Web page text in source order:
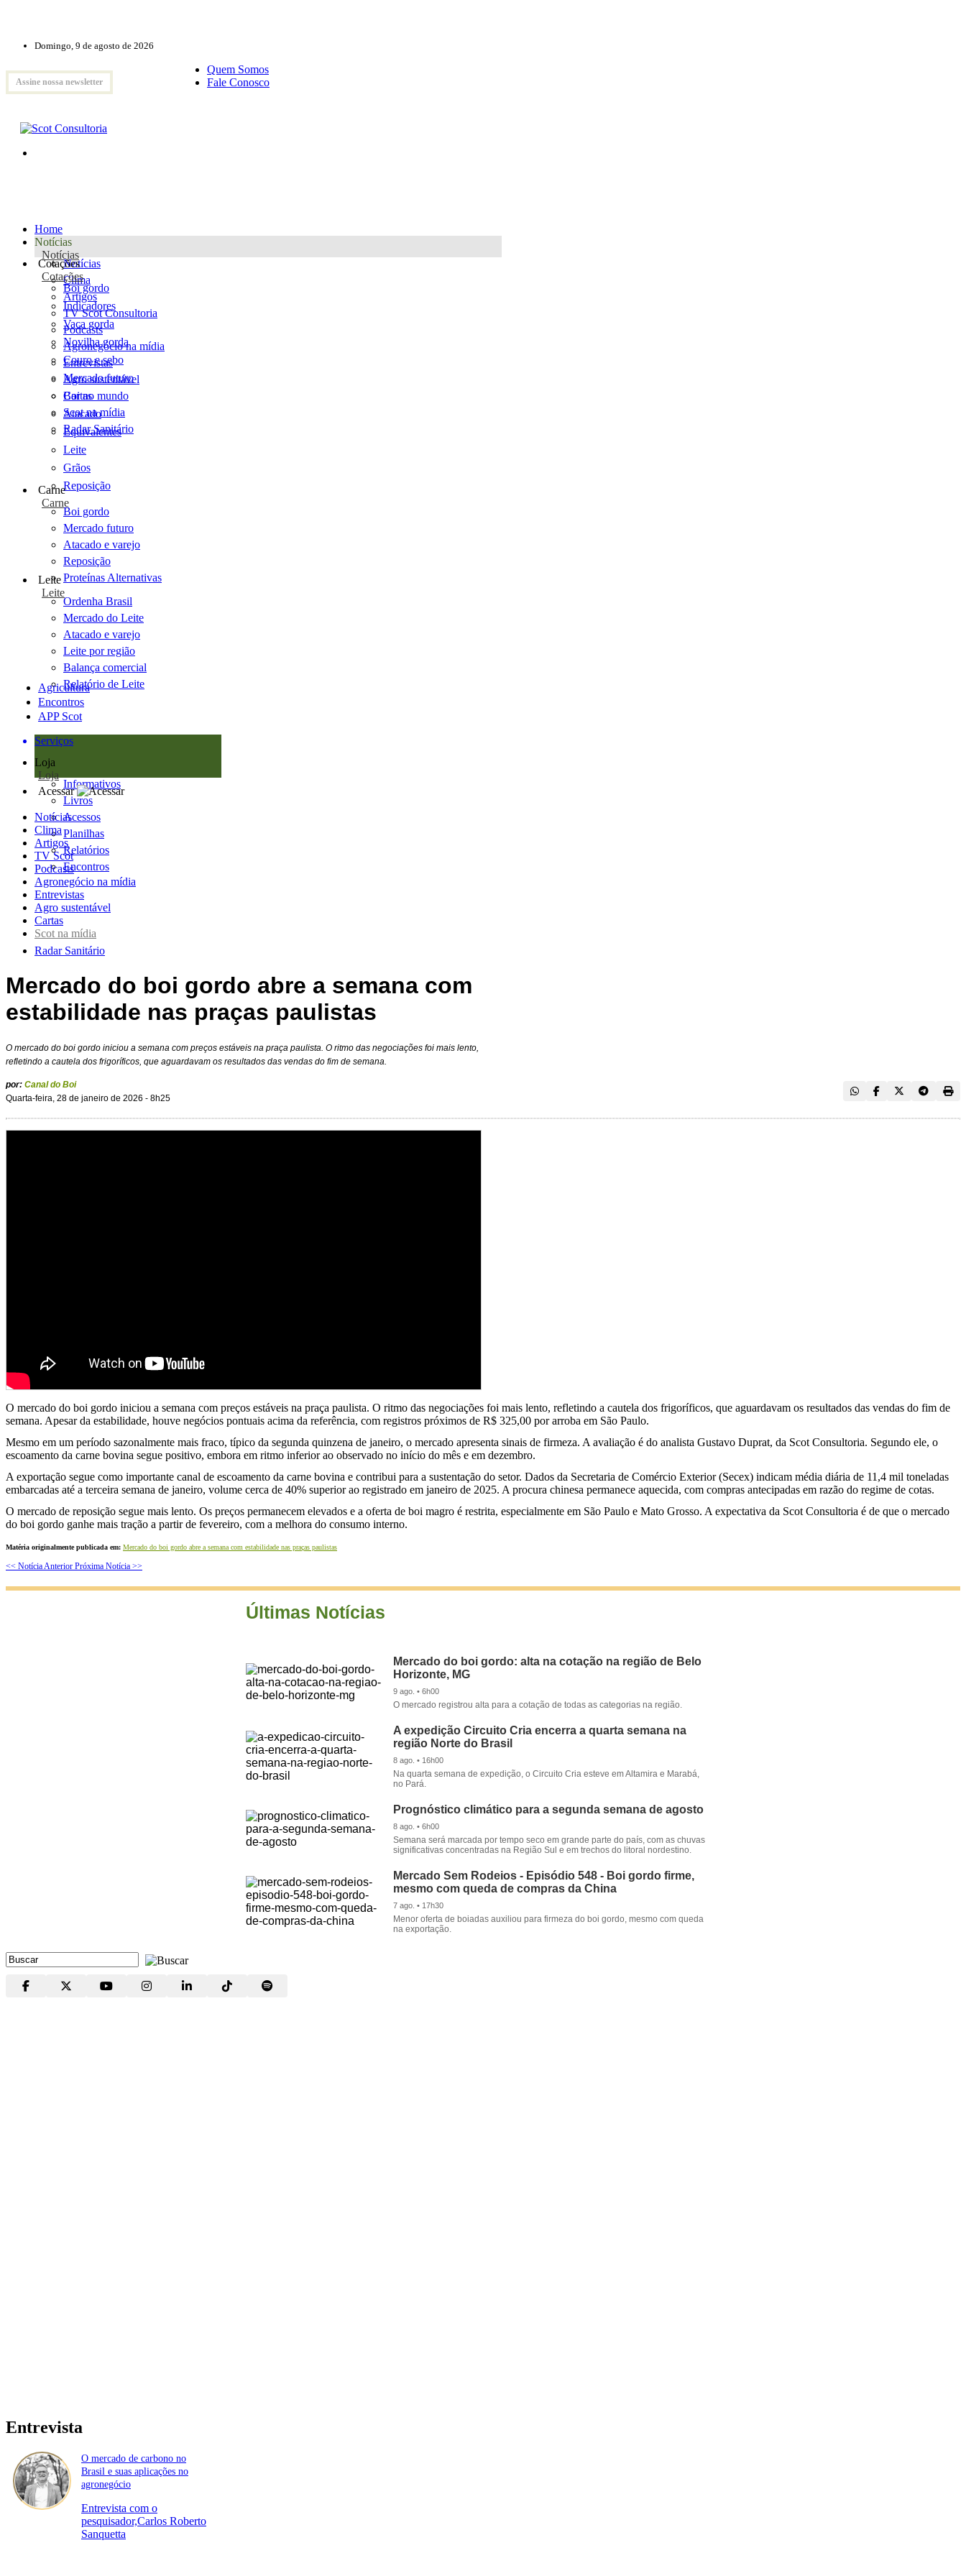
Domingo, 9 de agosto de 2026
Assine nossa newsletter
Quem Somos
Fale Conosco
Home
Notícias
Notícias
Notícias
Clima
Artigos
TV Scot Consultoria
Podcasts
Agronegócio na mídia
Entrevistas
Agro sustentável
Cartas
Scot na mídia
Radar Sanitário
Cotações
Cotações
Boi gordo
Indicadores
Vaca gorda
Novilha gorda
Couro e sebo
Mercado futuro
Boi no mundo
Atacado
Equivalentes
Leite
Grãos
Reposição
Carne
Carne
Boi gordo
Mercado futuro
Atacado e varejo
Reposição
Proteínas Alternativas
Leite
Leite
Ordenha Brasil
Mercado do Leite
Atacado e varejo
Leite por região
Balança comercial
Relatório de Leite
Agricultura
Encontros
APP Scot
Serviços
Loja
Loja
Informativos
Livros
Acessos
Planilhas
Relatórios
Encontros
Acessar
Notícias
Clima
Artigos
TV Scot
Podcasts
Agronegócio na mídia
Entrevistas
Agro sustentável
Cartas
Scot na mídia
Radar Sanitário
Mercado do boi gordo abre a semana com
estabilidade nas praças paulistas
O mercado do boi gordo iniciou a semana com preços estáveis na praça paulista. O ritmo das negociações foi mais lento,
refletindo a cautela dos frigoríficos, que aguardavam os resultados das vendas do fim de semana.
por: Canal do Boi
Quarta-feira, 28 de janeiro de 2026 - 8h25
O mercado do boi gordo iniciou a semana com preços estáveis na praça paulista. O ritmo das negociações foi mais lento, refletindo a cautela dos frigoríficos, que aguardavam os resultados das vendas do fim de
semana. Apesar da estabilidade, houve negócios pontuais acima da referência, com registros próximos de R$ 325,00 por arroba em São Paulo.
Mesmo em um período sazonalmente mais fraco, típico da segunda quinzena de janeiro, o mercado apresenta sinais de firmeza. A avaliação é do analista Gustavo Duprat, da Scot Consultoria. Segundo ele, o
escoamento da carne bovina segue positivo, embora em ritmo inferior ao observado no início do mês e em dezembro.
A exportação segue como importante canal de escoamento da carne bovina e contribui para a sustentação do setor. Dados da Secretaria de Comércio Exterior (Secex) indicam média diária de 11,4 mil toneladas
embarcadas até a terceira semana de janeiro, volume cerca de 40% superior ao registrado em janeiro de 2025. A procura chinesa permanece aquecida, com compras antecipadas em razão do regime de cotas.
O mercado de reposição segue mais lento. Os preços permanecem elevados e a oferta de boi magro é restrita, especialmente em São Paulo e Mato Grosso. A expectativa da Scot Consultoria é de que o mercado
do boi gordo ganhe mais tração a partir de fevereiro, com a melhora do consumo interno.
Matéria originalmente publicada em: Mercado do boi gordo abre a semana com estabilidade nas praças paulistas
<< Notícia Anterior Próxima Notícia >>
Últimas Notícias
Mercado do boi gordo: alta na cotação na região de Belo
Horizonte, MG
9 ago. • 6h00
O mercado registrou alta para a cotação de todas as categorias na região.
A expedição Circuito Cria encerra a quarta semana na
região Norte do Brasil
8 ago. • 16h00
Na quarta semana de expedição, o Circuito Cria esteve em Altamira e Marabá,
no Pará.
Prognóstico climático para a segunda semana de agosto
8 ago. • 6h00
Semana será marcada por tempo seco em grande parte do país, com as chuvas
significativas concentradas na Região Sul e em trechos do litoral nordestino.
Mercado Sem Rodeios - Episódio 548 - Boi gordo firme,
mesmo com queda de compras da China
7 ago. • 17h30
Menor oferta de boiadas auxiliou para firmeza do boi gordo, mesmo com queda
na exportação.
Entrevista
O mercado de carbono no
Brasil e suas aplicações no
agronegócio
Entrevista com o
pesquisador,Carlos Roberto
Sanquetta